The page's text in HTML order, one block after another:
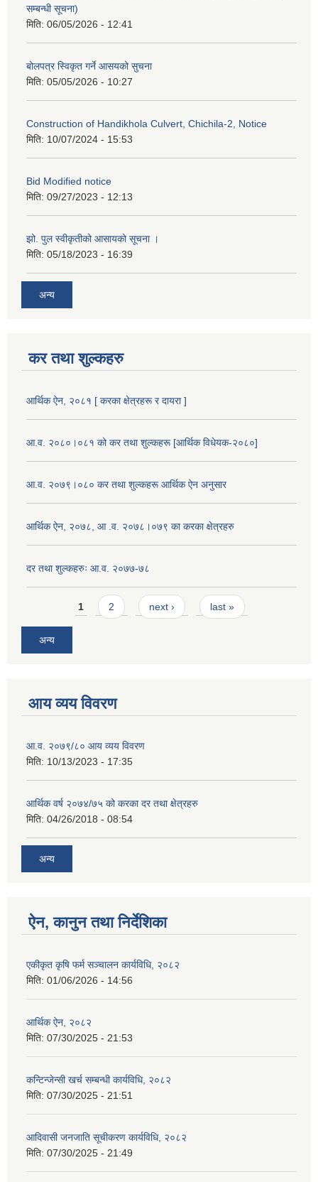
सम्बन्धी सूचना)
मिति: 06/05/2026 - 12:41
बोलपत्र स्विकृत गर्ने आसयको सुचना
मिति: 05/05/2026 - 10:27
Construction of Handikhola Culvert, Chichila-2, Notice
मिति: 10/07/2024 - 15:53
Bid Modified notice
मिति: 09/27/2023 - 12:13
झो. पुल स्वीकृतीको आसायको सूचना ।
मिति: 05/18/2023 - 16:39
अन्य
कर तथा शुल्कहरु
आर्थिक ऐन, २०८१ [ करका क्षेत्रहरू र दायरा ]
आ.व. २०८०।०८१ को कर तथा शुल्कहरू [आर्थिक विधेयक-२०८०]
आ.व. २०७९।०८० कर तथा शुल्कहरू आर्थिक ऐन अनुसार
आर्थिक ऐन, २०७८, आ .व. २०७८।०७९ का करका क्षेत्रहरु
दर तथा शुल्कहरुः आ.व. २०७७-७८
Pages1 2 next › last »
अन्य
आय व्यय विवरण
आ.व. २०७९/८० आय व्यय विवरण
मिति: 10/13/2023 - 17:35
आर्थिक वर्ष २०७४/७५ को करका दर तथा क्षेत्रहरु
मिति: 04/26/2018 - 08:54
अन्य
ऐन, कानुन तथा निर्देशिका
एकीकृत कृषि फर्म सञ्चालन कार्यविधि, २०८२
मिति: 01/06/2026 - 14:56
आर्थिक ऐन, २०८२
मिति: 07/30/2025 - 21:53
कन्टिन्जेन्सी खर्च सम्बन्धी कार्यविधि, २०८२
मिति: 07/30/2025 - 21:51
आदिवासी जनजाति सूचीकरण कार्यविधि, २०८२
मिति: 07/30/2025 - 21:49